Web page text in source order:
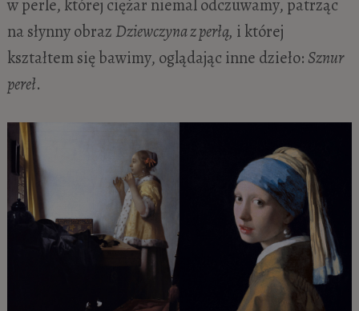
w perle, której ciężar niemal odczuwamy, patrząc
na słynny obraz Dziewczyna z perłą, i której
kształtem się bawimy, oglądając inne dzieło: Sznur
pereł.